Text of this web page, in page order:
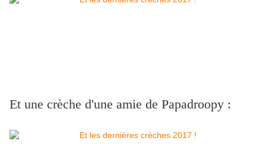
Et une crèche d'une amie de Papadroopy :